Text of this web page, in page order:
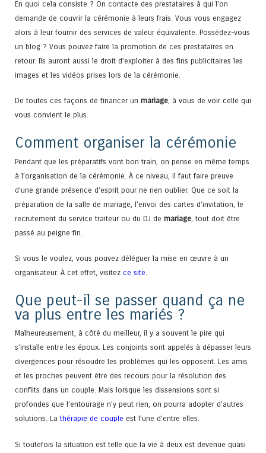
En quoi cela consiste ? On contacte des prestataires à qui l’on
demande de couvrir la cérémonie à leurs frais. Vous vous engagez
alors à leur fournir des services de valeur équivalente. Possédez-vous
un blog ? Vous pouvez faire la promotion de ces prestataires en
retour. Ils auront aussi le droit d’exploiter à des fins publicitaires les
images et les vidéos prises lors de la cérémonie.
De toutes ces façons de financer un mariage , à vous de voir celle qui
vous convient le plus.
Comment organiser la cérémonie
Pendant que les préparatifs vont bon train, on pense en même temps
à l’organisation de la cérémonie. À ce niveau, il faut faire preuve
d’une grande présence d’esprit pour ne rien oublier. Que ce soit la
préparation de la salle de mariage, l’envoi des cartes d’invitation, le
recrutement du service traiteur ou du DJ de mariage , tout doit être
passé au peigne fin.
Si vous le voulez, vous pouvez déléguer la mise en œuvre à un
organisateur. À cet effet, visitez ce site
Que peut-il se passer quand ça ne
va plus entre les mariés ?
Malheureusement, à côté du meilleur, il y a souvent le pire qui
s’installe entre les époux. Les conjoints sont appelés à dépasser leurs
divergences pour résoudre les problèmes qui les opposent. Les amis
et les proches peuvent être des recours pour la résolution des
conflits dans un couple. Mais lorsque les dissensions sont si
profondes que l’entourage n’y peut rien, on pourra adopter d’autres
solutions. Lathérapie de couple est l’une d’entre elles.
Si toutefois la situation est telle que la vie à deux est devenue quasi